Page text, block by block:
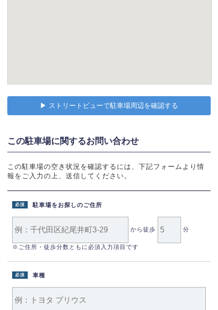
▶︎ ストリートビューで駐車場周辺を確認する
この駐車場に関するお問い合わせ
この駐車場の空き状況を確認するには、下記フォームより情
報をご入力の上、送信してください。
駐車場をお探しのご住所
必須
から徒歩 分
※ご住所・徒歩分数ともに必須入力項目です
車種
必須